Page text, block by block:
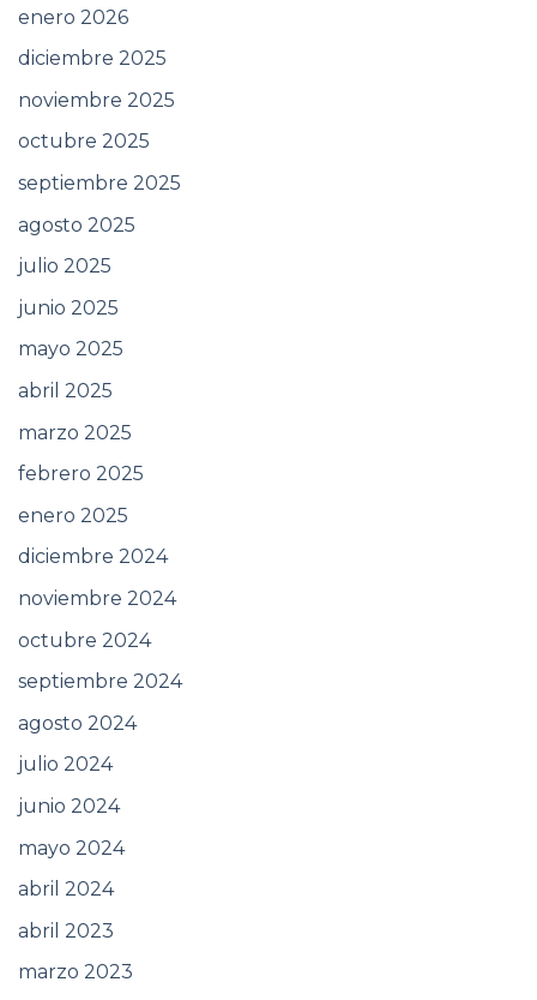
enero 2026
diciembre 2025
noviembre 2025
octubre 2025
septiembre 2025
agosto 2025
julio 2025
junio 2025
mayo 2025
abril 2025
marzo 2025
febrero 2025
enero 2025
diciembre 2024
noviembre 2024
octubre 2024
septiembre 2024
agosto 2024
julio 2024
junio 2024
mayo 2024
abril 2024
abril 2023
marzo 2023